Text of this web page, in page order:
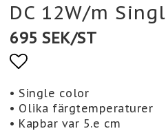
DC 12W/m
695 SEK/ST
Lägg till i
• Single color
• Olika färgtemperaturer
• Kapbar var 5.e cm